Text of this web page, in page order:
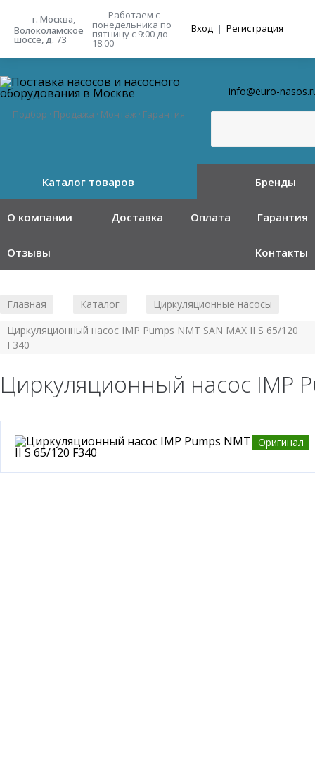
г. Москва,
Волоколамское
шоссе, д. 73
Работаем с
понедельника по
пятницу с 9:00 до
18:00
Вход | Регистрация
Подбор · Продажа · Монтаж · Гарантия
info@euro-
Каталог товаров Бренды
О компании Доставка Оплата Гарантия
Отзывы Контакты
Главная Каталог Циркуляционные насосы
Циркуляционный насос IMP Pumps NMT SAN MAX II S 65/120
F340
Циркуляционный насос IMP
Оригинал